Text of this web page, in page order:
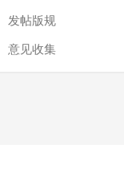
发帖版规
意见收集